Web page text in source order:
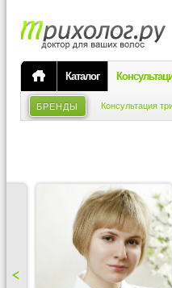
Каталог
БРЕНДЫ Консультация